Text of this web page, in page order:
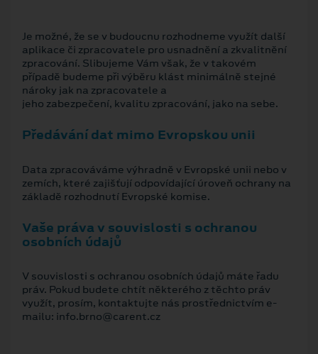
Je možné, že se v budoucnu rozhodneme využít další
aplikace či zpracovatele pro usnadnění a zkvalitnění
zpracování. Slibujeme Vám však, že v takovém
případě budeme při výběru klást minimálně stejné
nároky jak na zpracovatele a
jeho zabezpečení, kvalitu zpracování, jako na sebe.
Předávání dat mimo Evropskou unii
Data zpracováváme výhradně v Evropské unii nebo v
zemích, které zajišťují odpovídající úroveň ochrany na
základě rozhodnutí Evropské komise.
Vaše práva v souvislosti s ochranou
osobních údajů
V souvislosti s ochranou osobních údajů máte řadu
práv. Pokud budete chtít některého z těchto práv
využít, prosím, kontaktujte nás prostřednictvím e-
mailu: info.brno@carent.cz